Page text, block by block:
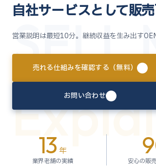
SELL
自社サービスとして販売
営業説明は最短10分。継続収益を生み出す
売れる仕組みを確認する（無料）
お問い合わせ
13 年
業界老舗の実績 安心の販